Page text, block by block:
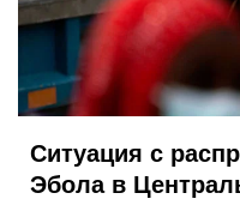
Ситуация с
Эбола в